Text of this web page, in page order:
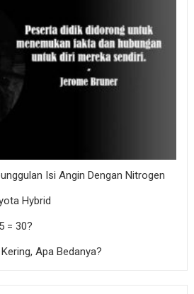
Isi Angin Dengan Nitrogen
Hybrid
= 30?
Apa Bedanya?